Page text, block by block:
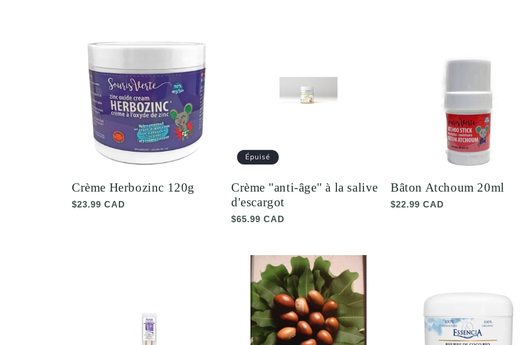
Crème Herbozinc 120g
Prix
$23.99 CAD
Épuisé
Crème ''anti-âge'' à la salive
d'escargot
Prix
$65.99 CAD
Bâton Atchoum 20ml
Prix
$22.99 CAD